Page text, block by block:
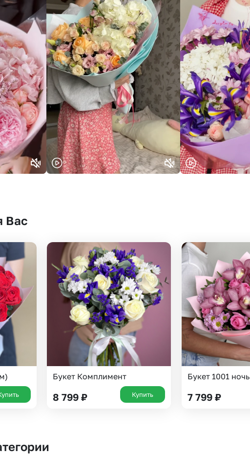
Или выберите из популярных
Москва и МО
Санкт-Петербург
Нижний Новгород
Самара
Казань
Уфа
Челябинск
Екатеринбург
Новосибирск
Омск
Волгоград
Воронеж
Вас
Букет Комплимент
8 799₽ Купить
Букет 1001 ночь
7 799 ₽